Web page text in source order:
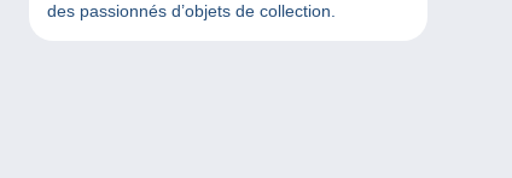
des passionnés d’objets de collection.